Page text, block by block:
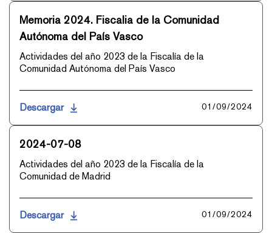
Memoria 2024. Fiscalia de la Comunidad
Autónoma del País Vasco
Actividades del año 2023 de la Fiscalía de la
Comunidad Autónoma del País Vasco
Descargar 01/09/2024
2024-07-08
Actividades del año 2023 de la Fiscalía de la
Comunidad de Madrid
Descargar 01/09/2024